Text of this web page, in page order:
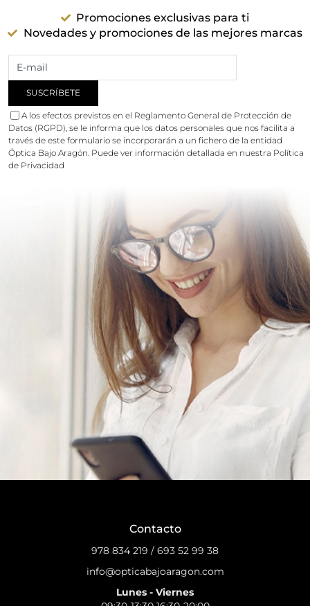
Promociones exclusivas para ti
Novedades y promociones de las mejores marcas
A los efectos previstos en el Reglamento General de Protección de
Datos (RGPD), se le informa que los datos personales que nos facilita a
través de este formulario se incorporarán a un fichero de la entidad
Óptica Bajo Aragón. Puede ver información detallada en nuestra Política
de Privacidad
Contacto
978 834 219 / 693 52 99 38
info@opticabajoaragon.com
Lunes - Viernes